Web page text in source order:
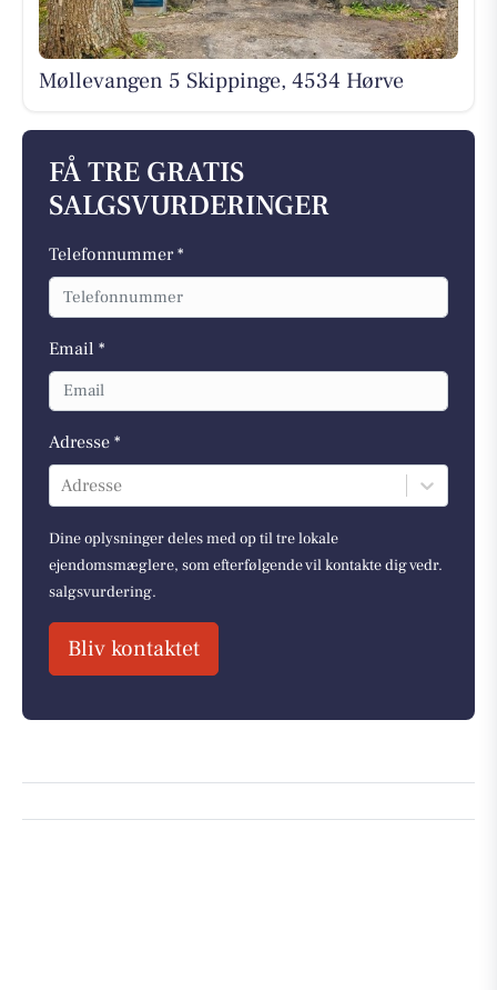
Møllevangen 5 Skippinge, 4534 Hørve
FÅ TRE GRATIS
SALGSVURDERINGER
Telefonnummer *
Email *
Adresse *
Adresse
Dine oplysninger deles med op til tre lokale
ejendomsmæglere, som efterfølgende vil kontakte dig vedr.
salgsvurdering.
Bliv kontaktet